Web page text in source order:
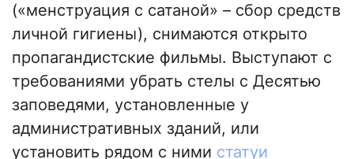
(«менструация с сатаной» – сбор средств
личной гигиены), снимаются открыто
пропагандистские фильмы. Выступают с
требованиями убрать стелы с Десятью
заповедями, установленные у
административных зданий, или
установить рядом с ними статуи